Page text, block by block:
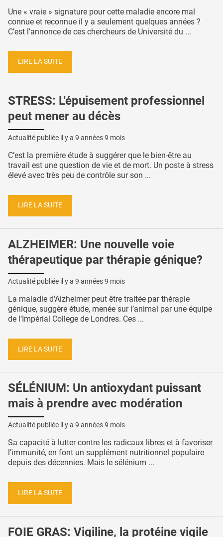
Une « vraie » signature pour cette maladie encore mal
connue et reconnue il y a seulement quelques années ?
C’est l’annonce de ces chercheurs de Université du ...
LIRE LA SUITE
STRESS: L'épuisement professionnel
peut mener au décès
Actualité publiée il y a 9 années 9 mois
C’est la première étude à suggérer que le bien-être au
travail est une question de vie et de mort. Un poste à stress
élevé avec très peu de contrôle sur son ...
LIRE LA SUITE
ALZHEIMER: Une nouvelle voie
thérapeutique par thérapie génique?
Actualité publiée il y a 9 années 9 mois
La maladie d'Alzheimer peut être traitée par thérapie
génique, suggère étude, menée sur l’animal par une équipe
de l’Impérial College de Londres. Ces ...
LIRE LA SUITE
SÉLÉNIUM: Un antioxydant puissant
mais à prendre avec modération
Actualité publiée il y a 9 années 9 mois
Sa capacité à lutter contre les radicaux libres et à favoriser
l’immunité, en font un supplément nutritionnel populaire
depuis des décennies. Mais le sélénium ...
LIRE LA SUITE
FOIE GRAS: Vigiline, la protéine vigile